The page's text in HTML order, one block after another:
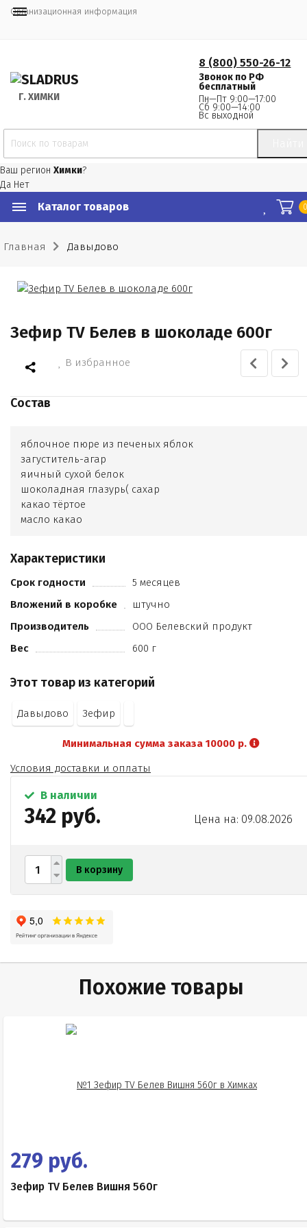
Организационная информация
Г. ХИМКИ
8 (800) 550-26-12
Звонок по РФ
бесплатный
Пн—Пт 9:00—17:00
Сб 9:00—14:00
Вс выходной
Ваш регион Химки?
Да Нет
Каталог товаров
Главная Давыдово
Зефир TV Белев в шоколаде 600г
В избранное
Состав
яблочное пюре из печеных яблок
загуститель-агар
яичный сухой белок
шоколадная глазурь( сахар
какао тёртое
масло какао
патока
Характеристики
Срок годности
5 месяцев
Вложений в коробке
штучно
Производитель
ООО Белевский продукт
Вес
600 г
Этот товар из категорий
Давыдово Зефир
Минимальная сумма заказа 10000 р.
Условия доставки и оплаты
В наличии
342 руб. Цена на: 09.08.2026
В корзину
Похожие товары
279 руб.
Зефир TV Белев Вишня 560г